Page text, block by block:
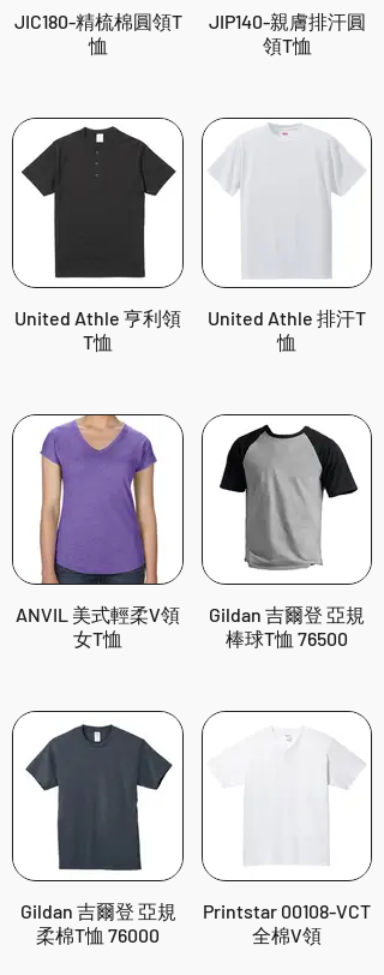
JIC180-精梳棉圓領T
恤
JIP140-親膚排汗圓
領T恤
United Athle 亨利領
T恤
United Athle 排汗T
恤
ANVIL 美式輕柔V領
女T恤
Gildan 吉爾登 亞規
棒球T恤 76500
Gildan 吉爾登 亞規
柔棉T恤 76000
Printstar 00108-VCT
全棉V領